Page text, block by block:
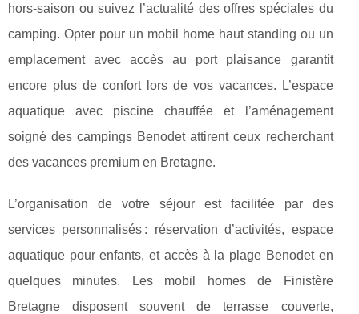
hors-saison ou suivez l’actualité des offres spéciales du
camping. Opter pour un mobil home haut standing ou un
emplacement avec accès au port plaisance garantit
encore plus de confort lors de vos vacances. L’espace
aquatique avec piscine chauffée et l’aménagement
soigné des campings Benodet attirent ceux recherchant
des vacances premium en Bretagne.
L’organisation de votre séjour est facilitée par des
services personnalisés : réservation d’activités, espace
aquatique pour enfants, et accès à la plage Benodet en
quelques minutes. Les mobil homes de Finistère
Bretagne disposent souvent de terrasse couverte,